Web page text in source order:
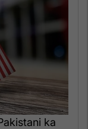
ka